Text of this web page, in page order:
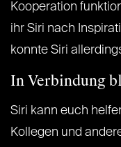
Kooperation
ihr Siri nach
konnte Siri
In Verbindung
Siri kann euch
Kollegen und